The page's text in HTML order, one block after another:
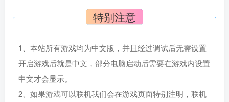
特别注意
1、本站所有游戏均为中文版，并且经过调试后无需设置
开启游戏后就是中文，部分电脑启动后需要在游戏内设置
中文才会显示。
2、如果游戏可以联机我们会在游戏页面特别注明，联机